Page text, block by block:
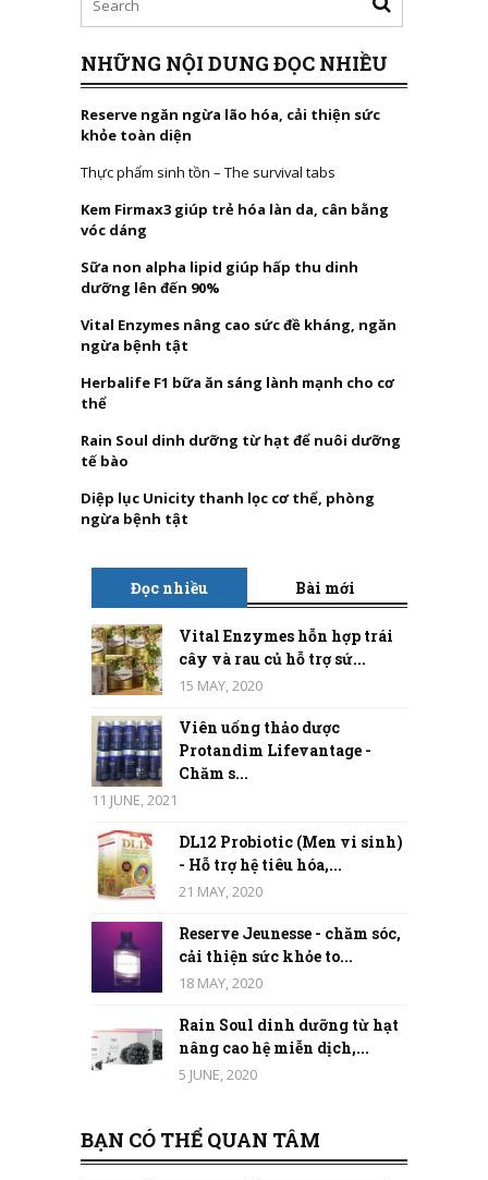
NHỮNG NỘI DUNG ĐỌC NHIỀU
Reserve ngăn ngừa lão hóa, cải thiện sức
khỏe toàn diện
Thực phẩm sinh tồn – The survival tabs
Kem Firmax3 giúp trẻ hóa làn da, cân bằng
vóc dáng
Sữa non alpha lipid giúp hấp thu dinh
dưỡng lên đến 90%
Vital Enzymes nâng cao sức đề kháng, ngăn
ngừa bệnh tật
Herbalife F1 bữa ăn sáng lành mạnh cho cơ
thể
Rain Soul dinh dưỡng từ hạt để nuôi dưỡng
tế bào
Diệp lục Unicity thanh lọc cơ thể, phòng
ngừa bệnh tật
Đọc nhiều Bài mới
Vital Enzymes hỗn hợp trái
cây và rau củ hỗ trợ sứ...
15 MAY, 2020
Viên uống thảo dược
Protandim Lifevantage -
Chăm s...
11 JUNE, 2021
DL12 Probiotic (Men vi sinh)
- Hỗ trợ hệ tiêu hóa,...
21 MAY, 2020
Reserve Jeunesse - chăm sóc,
cải thiện sức khỏe to...
18 MAY, 2020
Rain Soul dinh dưỡng từ hạt
nâng cao hệ miễn dịch,...
5 JUNE, 2020
BẠN CÓ THỂ QUAN TÂM